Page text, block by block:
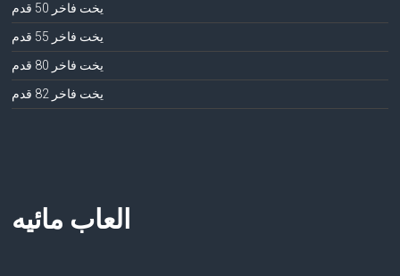
يخت فاخر 50 قدم
يخت فاخر 55 قدم
يخت فاخر 80 قدم
يخت فاخر 82 قدم
العاب مائيه